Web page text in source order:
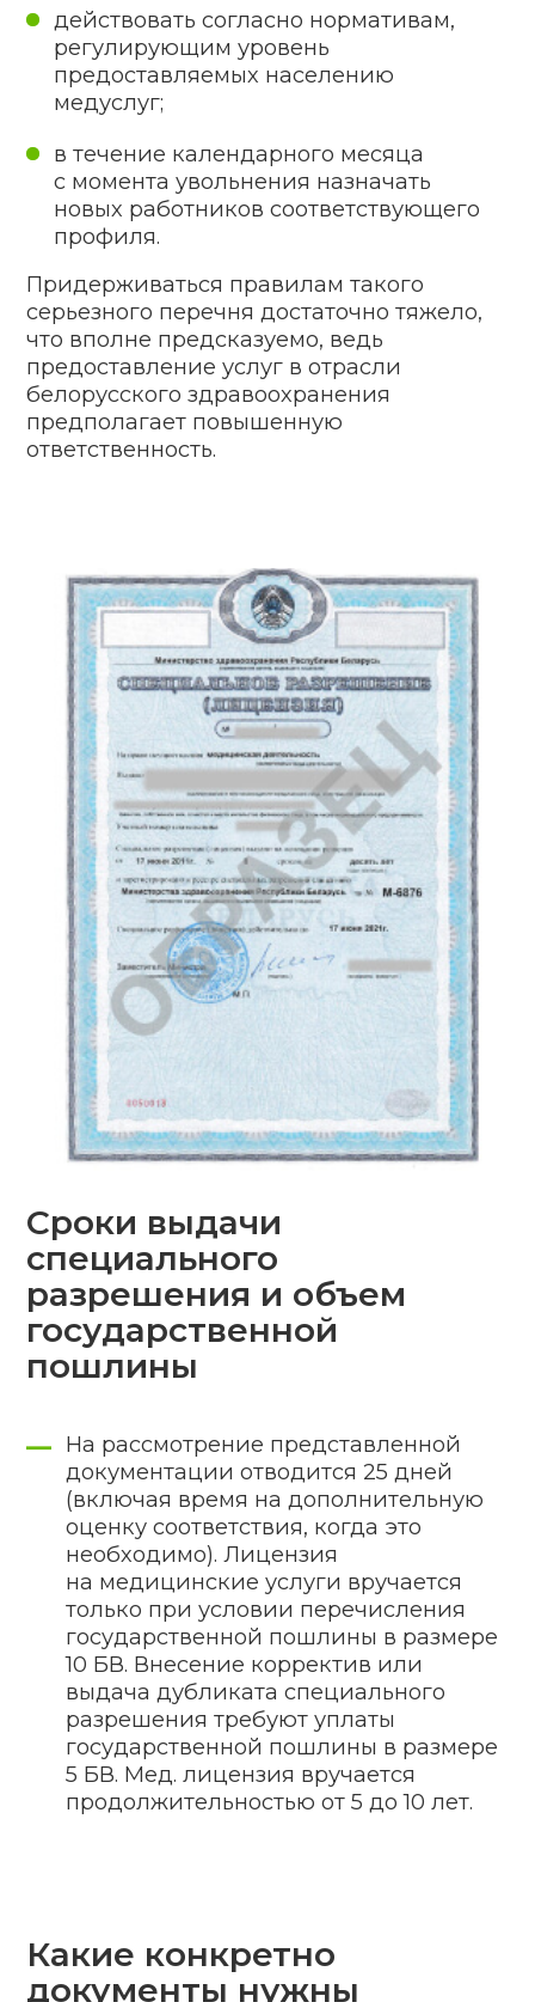
копия трудового договора, копия
врачебного диплома,
удостоверения на категорию,
свидетельства о прохождении
соответствующей подготовки,
трудовой книжки. Если работа
основной работы с обязательным
указанием режима рабочего
времени.
В отношении официально
ответственного лица — копии
трудового договора, врачебного
диплома, удостоверения
о присвоении категории,
свидетельства о соответствующей
подготовке, трудовой книжки. Если
работа для сотрудника
не основная — справка с основного
места службы с приведением
режима трудового времени.
о приеме, трудовых договоров,
дипломов, квалификационных
удостоверений, свидетельств
о подготовке, трудовых книжек;
если лицензируемая позиция
не основная — справка с основного
места с приведением режима
трудового времени).
ИП на специальное разрешение
на медицинскую деятельность
представляет:
копии трудового договора,
копия трудовой книжки,
копии квалификационного
удостоверения, диплома,
свидетельства о соответствующей
переподготовке,
когда лицензируемая работа
не основная делается справка
с основного рабочего места
с приведением рабочего режима.
Порядок действий
собирающихся
обратиться
в министерство
Получение лицензии на медицинские
услуги по шагам:
Подбор и аренда
соответствующего помещения,
закупка оборудования
Сбор документов
5
Регистрация юридического
лица